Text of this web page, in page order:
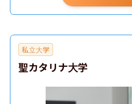
私立大学
聖カタリナ大学